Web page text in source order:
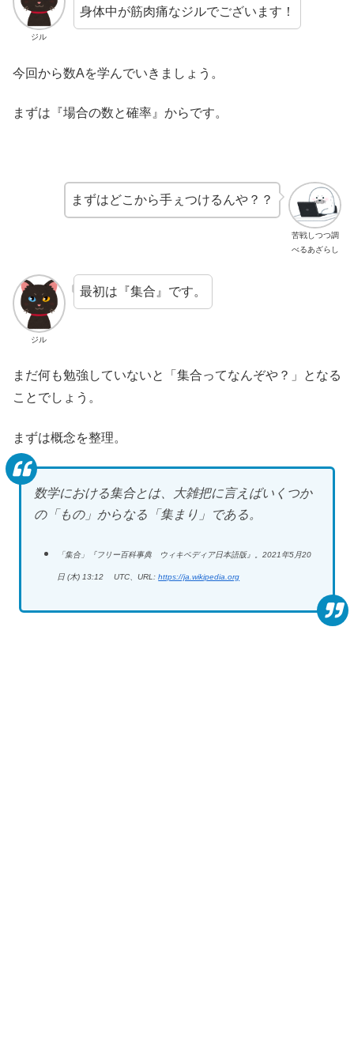
ジル
身体中が筋肉痛なジルでございます！
今回から数Aを学んでいきましょう。
まずは『場合の数と確率』からです。
苦戦しつつ調
べるあざらし
まずはどこから手ぇつけるんや？？
ジル
最初は『集合』です。
まだ何も勉強していないと「集合ってなんぞや？」となる
ことでしょう。
まずは概念を整理。
数学における集合とは、大雑把に言えばいくつか
の「もの」からなる「集まり」である。
「集合」『フリー百科事典 ウィキペディア日本語版』。2021年5月20
日 (木) 13:12 UTC、URL:https://ja.wikipedia.org